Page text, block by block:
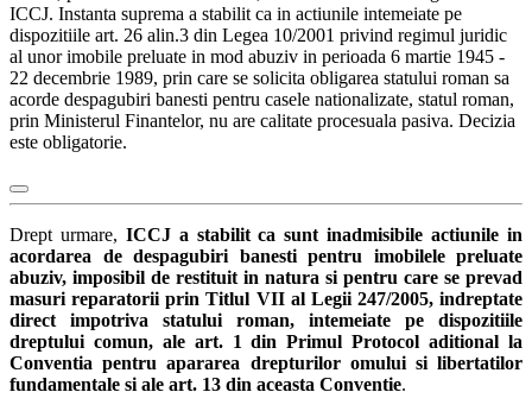
ICCJ. Instanta suprema a stabilit ca in actiunile intemeiate pe
dispozitiile art. 26 alin.3 din Legea 10/2001 privind regimul juridic
al unor imobile preluate in mod abuziv in perioada 6 martie 1945 -
22 decembrie 1989, prin care se solicita obligarea statului roman sa
acorde despagubiri banesti pentru casele nationalizate, statul roman,
prin Ministerul Finantelor, nu are calitate procesuala pasiva. Decizia
este obligatorie.
Drept urmare, ICCJ a stabilit ca sunt inadmisibile actiunile in
acordarea de despagubiri banesti pentru imobilele preluate
abuziv, imposibil de restituit in natura si pentru care se prevad
masuri reparatorii prin Titlul VII al Legii 247/2005, indreptate
direct impotriva statului roman, intemeiate pe dispozitiile
dreptului comun, ale art. 1 din Primul Protocol aditional la
Conventia pentru apararea drepturilor omului si libertatilor
fundamentale si ale art. 13 din aceasta Conventie.